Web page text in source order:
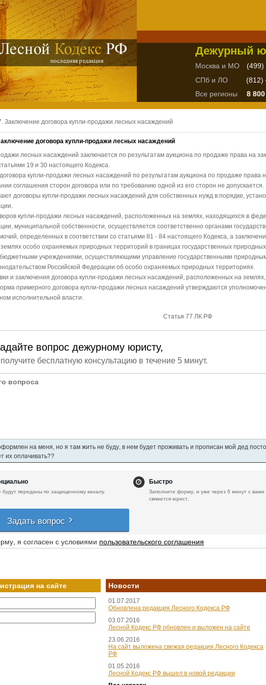
Дежурный
Москва и МО (499)
СПб и ЛО (812)
Все регионы 8
Заключение договора купли-продажи лесных насаждений
договора купли-продажи лесных насаждений
лесных насаждений заключается по результатам аукциона по продаже права на
19 и 30 настоящего Кодекса.
купли-продажи лесных насаждений по результатам аукциона по продаже права
соглашения сторон договора или по требованию одной из его сторон не допускается.
договоры купли-продажи лесных насаждений для собственных нужд в порядке,
купли-продажи лесных насаждений, расположенных на землях, находящихся в
муниципальной собственности, осуществляется соответственно органами
определенных в соответствии со статьями 81 - 84 настоящего Кодекса, а
особо охраняемых природных территорий в границах государственных
учреждениями, осуществляющими управление государственными
Российской Федерации об особо охраняемых природных территориях.
и заключения договора купли-продажи лесных насаждений, расположенных на
примерного договора купли-продажи лесных насаждений утверждаются
исполнительной власти.
Статья 77 ЛК РФ
вопрос дежурному юристу,
бесплатную консультацию в течение 5 минут.
на меня, но я там жить не буду, в нем будет проживать и прописан мой дед
их оплачивать??
переданы по защищенному каналу.
Быстро
Заполните форму, и уже через 5 минут с вами
свяжется юрист.
Задать вопрос
я согласен с условиями пользовательского соглашения
на сайте Новости
01.07.2017
Обновлена редакция Лесного Кодекса РФ
03.07.2016
Лесной Кодекс РФ обновлен и выложен на сайте
23.06.2016
На сайт выложена свежая редакция Лесного Кодекса
РФ
01.05.2016
Лесной Кодекс РФ вышел в новой редакции